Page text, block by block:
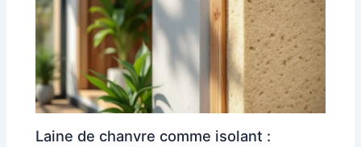
Laine de chanvre comme isolant :